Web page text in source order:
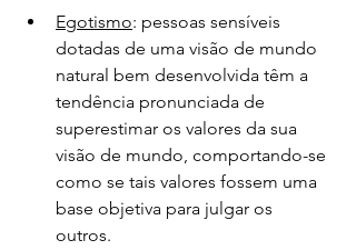
Egotismo: pessoas sensíveis
dotadas de uma visão de mundo
natural bem desenvolvida têm a
tendência pronunciada de
superestimar os valores da sua
visão de mundo, comportando-se
como se tais valores fossem uma
base objetiva para julgar os
outros.